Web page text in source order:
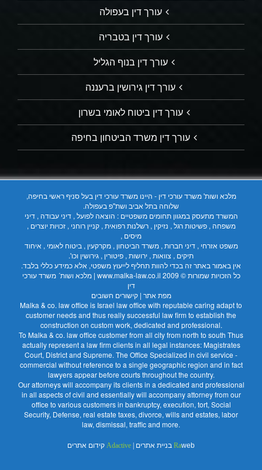
עורך דין בעפולה
עורך דין בטבריה
עורך דין בנוף הגליל
עורך דין גירושין ברעננה
עורך דין ביטוח לאומי בשרון
עורך דין משרד הביטחון בחיפה
מלכא ושות' משרד עורכי דין - היינו משרד עורכי דין בעל סניף ראשי בחיפה,
שלוחה בתל אביב ושת"פ בעפולה.
המשרד מתעסק במגוון תחומים משפטיים : הוצאה לפועל , דיני עבודה , דיני
משפחה , פשיטות רגל , נזיקין , רשלנות רפואית , קניין רוחני , זכויות יוצרים ,
מיסים ,
משפט אזרחי , דיני חברות , משרד הביטחון , מקרקעין , ביטוח לאומי , איחוד
תיקים , צוואות , ירושות , פיטורין , גירושין וכו'.
אין באמור באתר זה בכדי להוות תחליף לייעוץ משפטי, אלא כמידע כללי בלבד.
כל הזכויות שמורות © 2009
www.malka-law.co.il | מלכא ושות´ משרד עורכי
דין
מפת אתר |קישורים חשובים
Malka & co. law office is Israel law office with reputable caring adapt to
customer needs and thus really successful law firm to establish the
construction on custom work, dedicated and professional.
To Malka & co. law office customer from all city from north to south Thus
actually represent a law firm clients in all legal instances: Magistrates
Court, District and Supreme. The Office Specialized in civil service -
commercial without reference to a single geographic region and in fact
lawyers appear before courts throughout the country.
Our attorneys will accompany its clients in a dedicated and professional
in all aspects of civil and essentially will accompany attorney from our
office to various customers in bankruptcy, execution, tort, Social
Security, Defense, real estate taxes, divorce, wills and estates, labor
law, dismissal, traffic and more.
Raweb בניית אתרים Adactive קידום אתרים